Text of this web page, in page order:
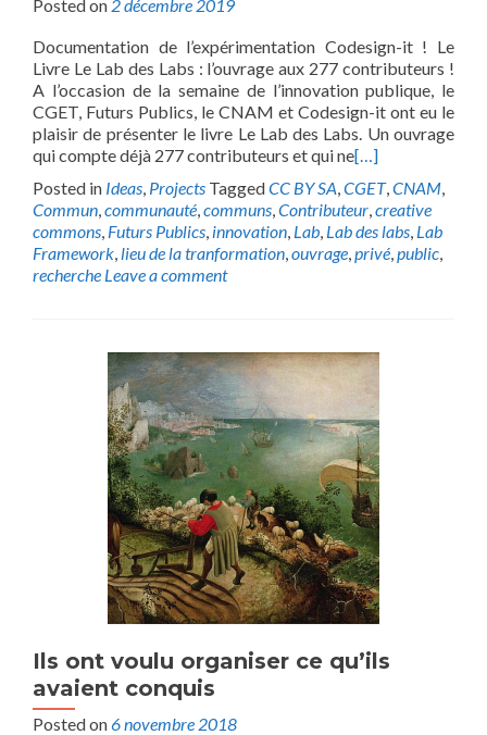
Posted on 2 décembre 2019
Documentation de l’expérimentation Codesign-it ! Le
Livre Le Lab des Labs : l’ouvrage aux 277 contributeurs !
A l’occasion de la semaine de l’innovation publique, le
CGET, Futurs Publics, le CNAM et Codesign-it ont eu le
plaisir de présenter le livre Le Lab des Labs. Un ouvrage
qui compte déjà 277 contributeurs et qui ne[…]
Posted in Ideas, Projects TaggedCC BY SA,CGET,CNAM,
Commun,communauté,communs,Contributeur,creative
commons, Futurs Publics, innovation, Lab, Lab des labs, Lab
Framework, lieu de la tranformation,ouvrage,privé,public,
recherche Leave a comment
Ils ont voulu organiser ce qu’ils
avaient conquis
Posted on6 novembre 2018